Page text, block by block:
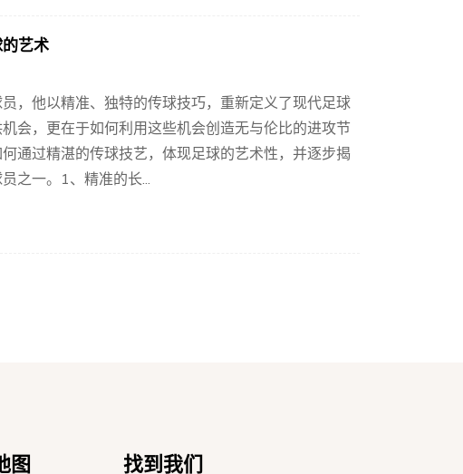
艺术
，他以精准、独特的传球技巧，重新定义了现代足球
会，更在于如何利用这些机会创造无与伦比的进攻节
通过精湛的传球技艺，体现足球的艺术性，并逐步揭
之一。1、精准的长...
图 找到我们